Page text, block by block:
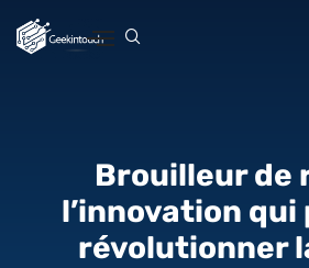
Brouilleur de
l’innovation
révolutionner